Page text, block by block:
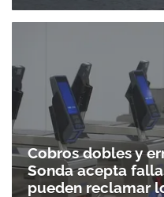
Cobros dobles y
Sonda acepta
pueden reclamar